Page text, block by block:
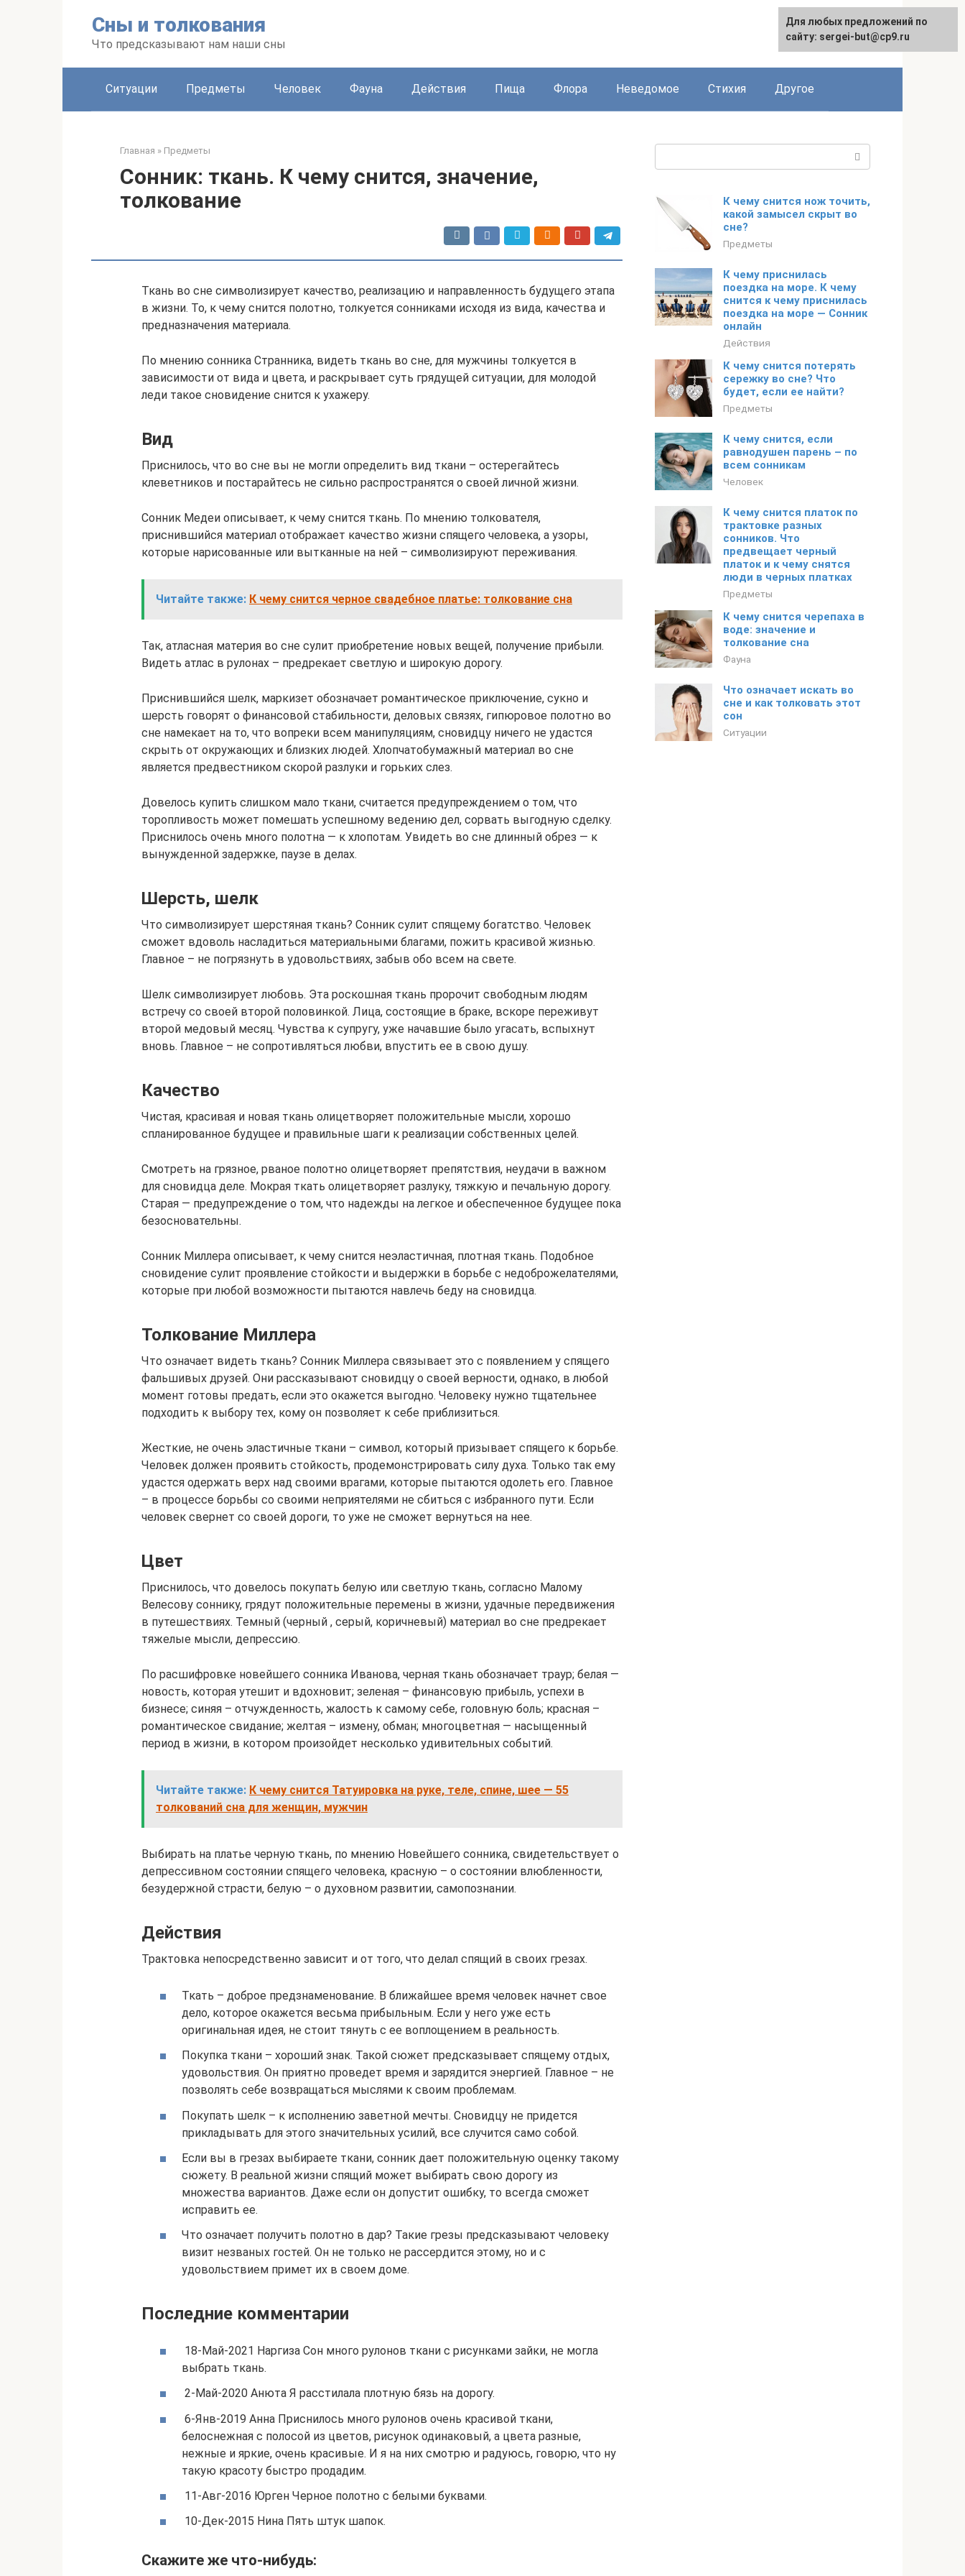
Сны и толкования
Что предсказывают нам наши сны
Ситуации Предметы Человек Фауна Действия Пища Флора Неведомое Стихия Другое
Главная » Предметы
Сонник: ткань. К чему снится, значение,
толкование
Ткань во сне символизирует качество, реализацию и направленность будущего этапа
в жизни. То, к чему снится полотно, толкуется сонниками исходя из вида, качества и
предназначения материала.
По мнению сонника Странника, видеть ткань во сне, для мужчины толкуется в
зависимости от вида и цвета, и раскрывает суть грядущей ситуации, для молодой
леди такое сновидение снится к ухажеру.
Вид
Приснилось, что во сне вы не могли определить вид ткани – остерегайтесь
клеветников и постарайтесь не сильно распространятся о своей личной жизни.
Сонник Медеи описывает, к чему снится ткань. По мнению толкователя,
приснившийся материал отображает качество жизни спящего человека, а узоры,
которые нарисованные или вытканные на ней – символизируют переживания.
Читайте также: К чему снится черное свадебное платье: толкование сна
Так, атласная материя во сне сулит приобретение новых вещей, получение прибыли.
Видеть атлас в рулонах – предрекает светлую и широкую дорогу.
Приснившийся шелк, маркизет обозначает романтическое приключение, сукно и
шерсть говорят о финансовой стабильности, деловых связях, гипюровое полотно во
сне намекает на то, что вопреки всем манипуляциям, сновидцу ничего не удастся
скрыть от окружающих и близких людей. Хлопчатобумажный материал во сне
является предвестником скорой разлуки и горьких слез.
Довелось купить слишком мало ткани, считается предупреждением о том, что
торопливость может помешать успешному ведению дел, сорвать выгодную сделку.
Приснилось очень много полотна — к хлопотам. Увидеть во сне длинный обрез — к
вынужденной задержке, паузе в делах.
Шерсть, шелк
Что символизирует шерстяная ткань? Сонник сулит спящему богатство. Человек
сможет вдоволь насладиться материальными благами, пожить красивой жизнью.
Главное – не погрязнуть в удовольствиях, забыв обо всем на свете.
Шелк символизирует любовь. Эта роскошная ткань пророчит свободным людям
встречу со своей второй половинкой. Лица, состоящие в браке, вскоре переживут
второй медовый месяц. Чувства к супругу, уже начавшие было угасать, вспыхнут
вновь. Главное – не сопротивляться любви, впустить ее в свою душу.
Качество
Чистая, красивая и новая ткань олицетворяет положительные мысли, хорошо
спланированное будущее и правильные шаги к реализации собственных целей.
Смотреть на грязное, рваное полотно олицетворяет препятствия, неудачи в важном
для сновидца деле. Мокрая ткать олицетворяет разлуку, тяжкую и печальную дорогу.
Старая — предупреждение о том, что надежды на легкое и обеспеченное будущее пока
безосновательны.
Сонник Миллера описывает, к чему снится неэластичная, плотная ткань. Подобное
сновидение сулит проявление стойкости и выдержки в борьбе с недоброжелателями,
которые при любой возможности пытаются навлечь беду на сновидца.
Толкование Миллера
Что означает видеть ткань? Сонник Миллера связывает это с появлением у спящего
фальшивых друзей. Они рассказывают сновидцу о своей верности, однако, в любой
момент готовы предать, если это окажется выгодно. Человеку нужно тщательнее
подходить к выбору тех, кому он позволяет к себе приблизиться.
Жесткие, не очень эластичные ткани – символ, который призывает спящего к борьбе.
Человек должен проявить стойкость, продемонстрировать силу духа. Только так ему
удастся одержать верх над своими врагами, которые пытаются одолеть его. Главное
– в процессе борьбы со своими неприятелями не сбиться с избранного пути. Если
человек свернет со своей дороги, то уже не сможет вернуться на нее.
Цвет
Приснилось, что довелось покупать белую или светлую ткань, согласно Малому
Велесову соннику, грядут положительные перемены в жизни, удачные передвижения
в путешествиях. Темный (черный , серый, коричневый) материал во сне предрекает
тяжелые мысли, депрессию.
По расшифровке новейшего сонника Иванова, черная ткань обозначает траур; белая —
новость, которая утешит и вдохновит; зеленая – финансовую прибыль, успехи в
бизнесе; синяя – отчужденность, жалость к самому себе, головную боль; красная –
романтическое свидание; желтая – измену, обман; многоцветная — насыщенный
период в жизни, в котором произойдет несколько удивительных событий.
Читайте также: К чему снится Татуировка на руке, теле, спине, шее — 55
толкований сна для женщин, мужчин
Выбирать на платье черную ткань, по мнению Новейшего сонника, свидетельствует о
депрессивном состоянии спящего человека, красную – о состоянии влюбленности,
безудержной страсти, белую – о духовном развитии, самопознании.
Действия
Трактовка непосредственно зависит и от того, что делал спящий в своих грезах.
Ткать – доброе предзнаменование. В ближайшее время человек начнет свое
дело, которое окажется весьма прибыльным. Если у него уже есть
оригинальная идея, не стоит тянуть с ее воплощением в реальность.
Покупка ткани – хороший знак. Такой сюжет предсказывает спящему отдых,
удовольствия. Он приятно проведет время и зарядится энергией. Главное – не
позволять себе возвращаться мыслями к своим проблемам.
Покупать шелк – к исполнению заветной мечты. Сновидцу не придется
прикладывать для этого значительных усилий, все случится само собой.
Если вы в грезах выбираете ткани, сонник дает положительную оценку такому
сюжету. В реальной жизни спящий может выбирать свою дорогу из
множества вариантов. Даже если он допустит ошибку, то всегда сможет
исправить ее.
Что означает получить полотно в дар? Такие грезы предсказывают человеку
визит незваных гостей. Он не только не рассердится этому, но и с
удовольствием примет их в своем доме.
Последние комментарии
18-Май-2021 Наргиза Сон много рулонов ткани с рисунками зайки, не могла
выбрать ткань.
2-Май-2020 Анюта Я расстилала плотную бязь на дорогу.
6-Янв-2019 Анна Приснилось много рулонов очень красивой ткани,
белоснежная с полосой из цветов, рисунок одинаковый, а цвета разные,
нежные и яркие, очень красивые. И я на них смотрю и радуюсь, говорю, что ну
такую красоту быстро продадим.
11-Авг-2016 Юрген Черное полотно с белыми буквами.
10-Дек-2015 Нина Пять штук шапок.
Скажите же что-нибудь:
К чему снится нож точить,
какой замысел скрыт во
сне?
Предметы
К чему приснилась
поездка на море. К чему
снится к чему приснилась
поездка на море — Сонник
онлайн
Действия
К чему снится потерять
сережку во сне? Что
будет, если ее найти?
Предметы
К чему снится, если
равнодушен парень – по
всем сонникам
Человек
К чему снится платок по
трактовке разных
сонников. Что
предвещает черный
платок и к чему снятся
люди в черных платках
Предметы
К чему снится черепаха в
воде: значение и
толкование сна
Фауна
Что означает искать во
сне и как толковать этот
сон
Ситуации
Для любых предложений по
сайту: sergei-but@cp9.ru